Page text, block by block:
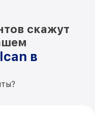
скажут
в